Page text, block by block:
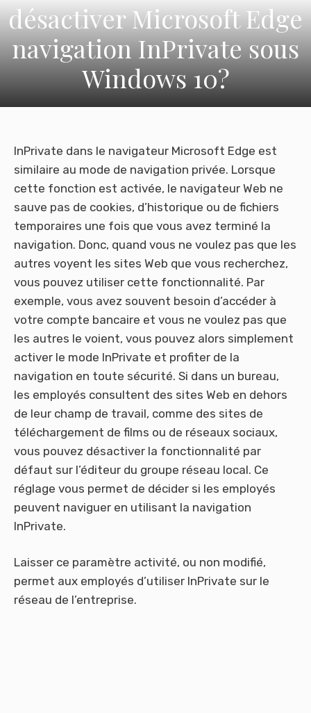
désactiver Microsoft Edge
navigation InPrivate sous
Windows 10?
InPrivate dans le navigateur Microsoft Edge est
similaire au mode de navigation privée. Lorsque
cette fonction est activée, le navigateur Web ne
sauve pas de cookies, d’historique ou de fichiers
temporaires une fois que vous avez terminé la
navigation. Donc, quand vous ne voulez pas que les
autres voyent les sites Web que vous recherchez,
vous pouvez utiliser cette fonctionnalité. Par
exemple, vous avez souvent besoin d’accéder à
votre compte bancaire et vous ne voulez pas que
les autres le voient, vous pouvez alors simplement
activer le mode InPrivate et profiter de la
navigation en toute sécurité. Si dans un bureau,
les employés consultent des sites Web en dehors
de leur champ de travail, comme des sites de
téléchargement de films ou de réseaux sociaux,
vous pouvez désactiver la fonctionnalité par
défaut sur l’éditeur du groupe réseau local. Ce
réglage vous permet de décider si les employés
peuvent naviguer en utilisant la navigation
InPrivate.
Laisser ce paramètre activité, ou non modifié,
permet aux employés d’utiliser InPrivate sur le
réseau de l’entreprise.